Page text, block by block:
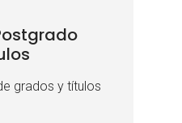
grados y títulos
grados y títulos